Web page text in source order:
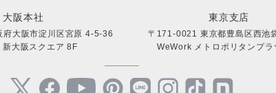
大阪本社
大阪市淀川区宮原 4-5-36
新大阪スクエア 8F
東京支店
〒171-0021 東京都豊島区西池
WeWork メトロポリタンプラ